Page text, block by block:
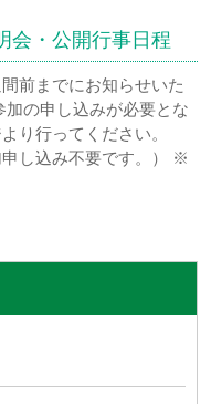
・公開行事日程
前までにお知らせいた
の申し込みが必要とな
より行ってください。
申し込み不要です。） ※